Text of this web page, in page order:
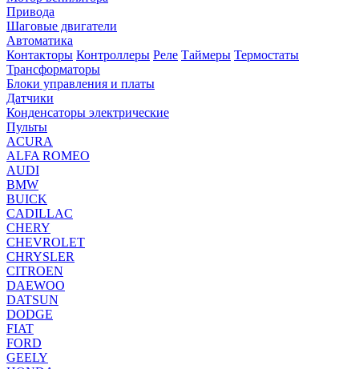
Привода
Шаговые двигатели
Автоматика
Контакторы Контроллеры Реле Таймеры Термостаты
Трансформаторы
Блоки управления и платы
Датчики
Конденсаторы электрические
Пульты
ACURA
ALFA ROMEO
AUDI
BMW
BUICK
CADILLAC
CHERY
CHEVROLET
CHRYSLER
CITROEN
DAEWOO
DATSUN
DODGE
FIAT
FORD
GEELY